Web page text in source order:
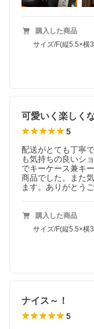
購入した商品
サイズ/F(縦5.5×横
可愛いく楽しく
5
配送がとても丁寧
も気持ちの良いシ
でキーケース兼キ
商品でした。また
ます。ありがとう
購入した商品
サイズ/F(縦5.5×横
ナイス～！
5